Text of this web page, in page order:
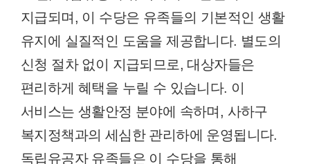
지급되며, 이 수당은 유족들의 기본적인 생활
유지에 실질적인 도움을 제공합니다. 별도의
신청 절차 없이 지급되므로, 대상자들은
편리하게 혜택을 누릴 수 있습니다. 이
서비스는 생활안정 분야에 속하며, 사하구
복지정책과의 세심한 관리하에 운영됩니다.
독립유공자 유족들은 이 수당을 통해